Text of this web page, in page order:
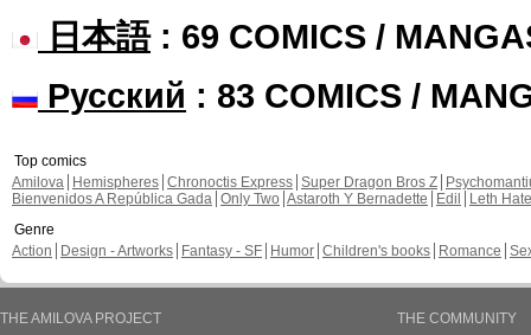
日本語: 69 COMICS /
Русский : 83 COMICS /
Top comics
Amilova
Hemispheres Chronoctis Express Super Dragon Bros Z
Bienvenidos A República Gada Only Two Astaroth Y Bernadette Edil
Leth Hate
Genre
Action
Design - Artworks Fantasy - SF Humor Children's books Romance
THE AMILOVA PROJECT
THE COMMUNITY